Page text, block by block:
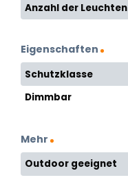
Anzahl der Leuchten
Eigenschaften
Schutzklasse
Dimmbar
Mehr
Outdoor geeignet